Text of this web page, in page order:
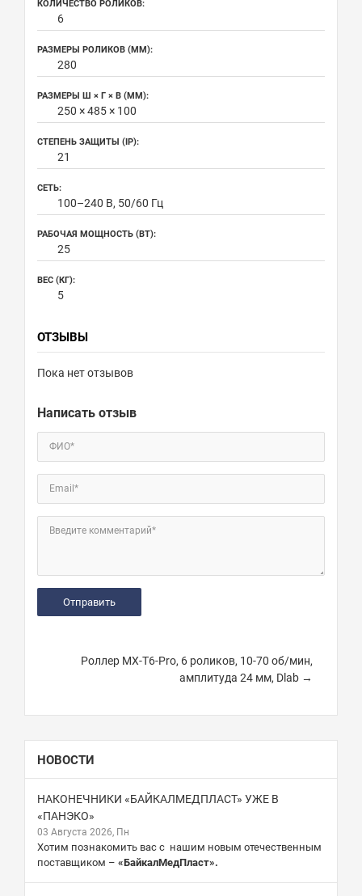
КОЛИЧЕСТВО РОЛИКОВ:
6
РАЗМЕРЫ РОЛИКОВ (ММ):
280
РАЗМЕРЫ Ш × Г × В (ММ):
250 × 485 × 100
СТЕПЕНЬ ЗАЩИТЫ (IP):
21
СЕТЬ:
100–240 В, 50/60 Гц
РАБОЧАЯ МОЩНОСТЬ (ВТ):
25
ВЕС (КГ):
5
ОТЗЫВЫ
Пока нет отзывов
Написать отзыв
ФИО*
Email*
Введите комментарий*
Роллер MX-T6-Pro, 6 роликов, 10-70 об/мин,
амплитуда 24 мм, Dlab →
НОВОСТИ
НАКОНЕЧНИКИ «БАЙКАЛМЕДПЛАСТ» УЖЕ В
«ПАНЭКО»
03 Августа 2026, Пн
Хотим познакомить вас с нашим новым отечественным
поставщиком – «БайкалМедПласт».